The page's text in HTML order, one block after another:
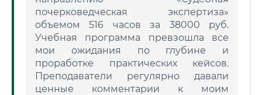
почерковедческая экспертиза»
объемом 516 часов за 38000 руб.
Учебная программа превзошла все
мои ожидания по глубине и
проработке практических кейсов.
Преподаватели регулярно давали
ценные комментарии к моим